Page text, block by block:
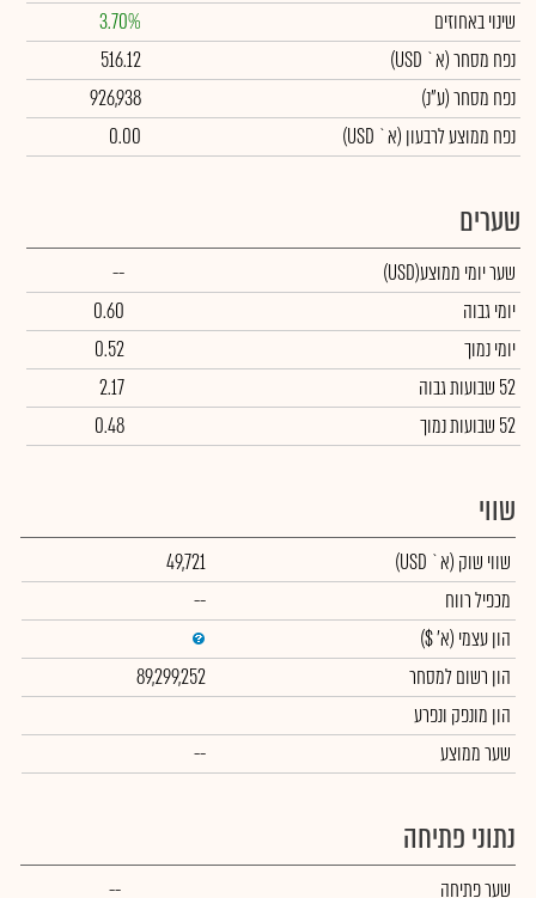
שינוי באחוזים
3.70%
נפח מסחר(א` USD)
516.12
נפח מסחר(ע"נ)
926,938
נפח ממוצע לרבעון (א` USD)
0.00
שערים
שער יומי ממוצע(USD)
--
יומי גבוה
0.60
יומי נמוך
0.52
52 שבועות גבוה
2.17
52 שבועות נמוך
0.48
שווי
שווי שוק (א` USD)
49,721
מכפיל רווח
--
הון עצמי (א' $)
הון רשום למסחר
89,299,252
הון מונפק ונפרע
שער ממוצע
--
נתוני פתיחה
שער פתיחה --